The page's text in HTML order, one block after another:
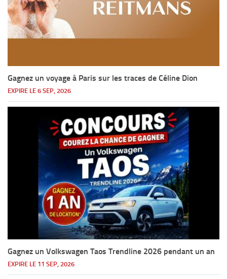
Gagnez un voyage à Paris sur les traces de Céline Dion
EXPIRE LE 6 SEP, 2026
Gagnez un Volkswagen Taos Trendline 2026 pendant un an
EXPIRE LE 11 SEP, 2026